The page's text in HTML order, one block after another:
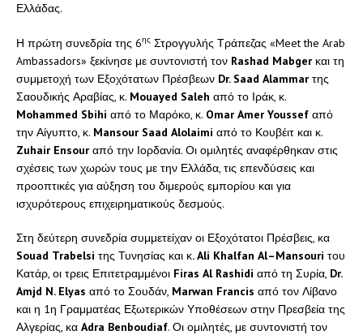
Ελλάδας.
Η πρώτη συνεδρία της 6ης Στρογγυλής Τράπεζας «Meet the Arab
Ambassadors» ξεκίνησε με συντονιστή τον Rashad Mabger και τη
συμμετοχή των Εξοχότατων Πρέσβεων Dr. Saad Alammar της
Σαουδικής Αραβίας, κ. Mouayed Saleh από το Ιράκ, κ.
Mohammed Sbihi από το Μαρόκο, κ. Omar Amer Youssef από
την Αίγυπτο, κ. Mansour Saad Alolaimi από το Κουβέιτ και κ.
Zuhair Ensour από την Ιορδανία. Οι ομιλητές αναφέρθηκαν στις
σχέσεις των χωρών τους με την Ελλάδα, τις επενδύσεις και
προοπτικές για αύξηση του διμερούς εμπορίου και για
ισχυρότερους επιχειρηματικούς δεσμούς.
Στη δεύτερη συνεδρία συμμετείχαν οι Εξοχότατοι Πρέσβεις, κα
Souad Trabelsi της Τυνησίας και κ.Ali Khalfan Al–Mansouri του
Κατάρ, οι τρεις Επιτετραμμένοι Firas Al Rashidi από τη Συρία, Dr.
Amjd N. Elyas από το Σουδάν, Marwan Francis από τον Λίβανο
και η 1η Γραμματέας Εξωτερικών Υποθέσεων στην Πρεσβεία της
Αλγερίας, κα Adra Benboudiaf. Οι ομιλητές, με συντονιστή τον